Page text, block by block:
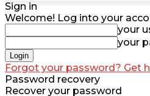
Sign in
Welcome! Log into your
your
your
Forgot your password? Get
Password recovery
Recover your password